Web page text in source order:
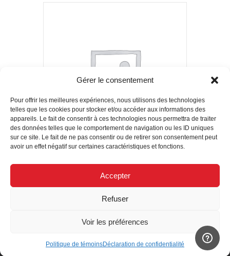
Gérer le consentement
Pour offrir les meilleures expériences, nous utilisons des technologies
telles que les cookies pour stocker et/ou accéder aux informations des
appareils. Le fait de consentir à ces technologies nous permettra de traiter
des données telles que le comportement de navigation ou les ID uniques
sur ce site. Le fait de ne pas consentir ou de retirer son consentement peut
avoir un effet négatif sur certaines caractéristiques et fonctions.
Accepter
Refuser
Voir les préférences
Politique de témoinsDéclaration de confidentialité
Achetez
© 2020 SECURIMED.